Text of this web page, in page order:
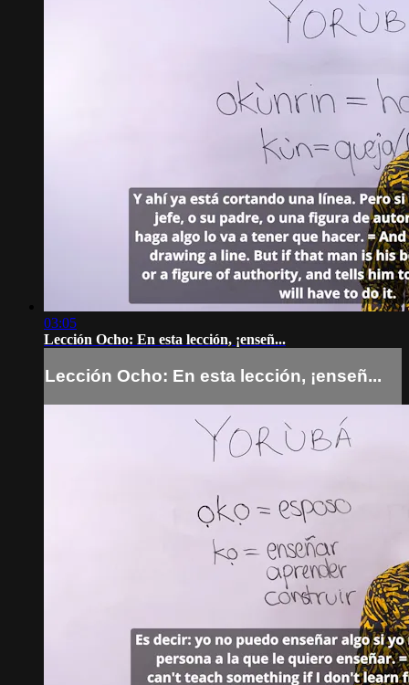
03:05
Lección Ocho: En esta lección, ¡enseñ...
Lección Ocho: En esta lección, ¡enseñ...